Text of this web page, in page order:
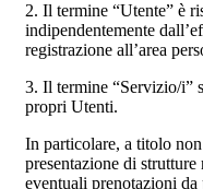
2. Il termine “Utente” è
indipendentemente
registrazione all’area
3. Il termine “Servizio/i”
propri Utenti.
In particolare, a titolo
presentazione di
eventuali prenotazioni